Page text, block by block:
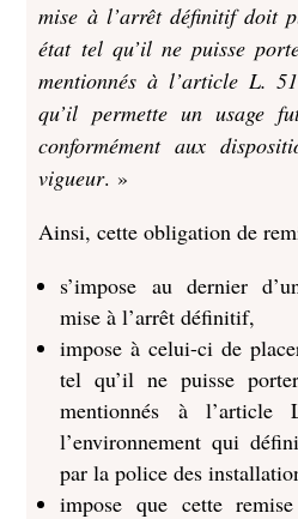
mise à l’arrêt définitif doit
état tel qu’il ne puisse
mentionnés à l’article L.
qu’il permette un usage
conformément aux
vigueur. »
Ainsi, cette obligation de
s’impose au dernier
mise à l’arrêt définitif,
impose à celui-ci de
tel qu’il ne puisse
mentionnés à l’article
l’environnement qui
par la police des
impose que cette